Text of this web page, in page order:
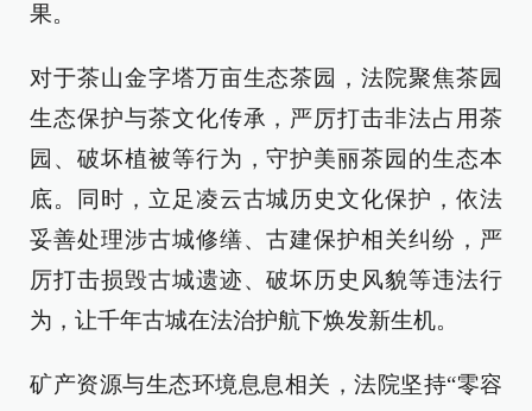
果。
对于茶山金字塔万亩生态茶园，法院聚焦茶园
生态保护与茶文化传承，严厉打击非法占用茶
园、破坏植被等行为，守护美丽茶园的生态本
底。同时，立足凌云古城历史文化保护，依法
妥善处理涉古城修缮、古建保护相关纠纷，严
厉打击损毁古城遗迹、破坏历史风貌等违法行
为，让千年古城在法治护航下焕发新生机。
矿产资源与生态环境息息相关，法院坚持“零容